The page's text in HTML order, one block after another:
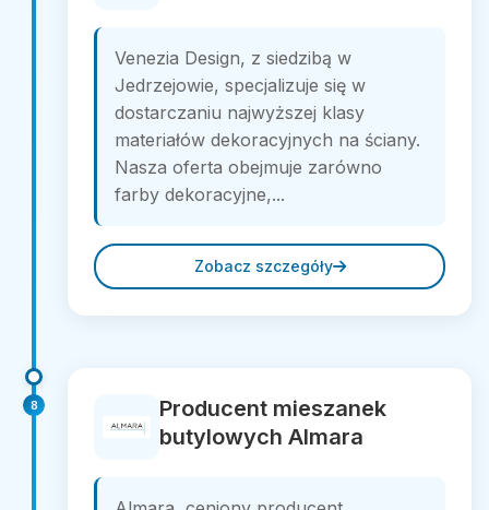
Venezia Design, z siedzibą w
Jedrzejowie, specjalizuje się w
dostarczaniu najwyższej klasy
materiałów dekoracyjnych na ściany.
Nasza oferta obejmuje zarówno
farby dekoracyjne,...
Zobacz szczegóły
8
Producent mieszanek
butylowych Almara